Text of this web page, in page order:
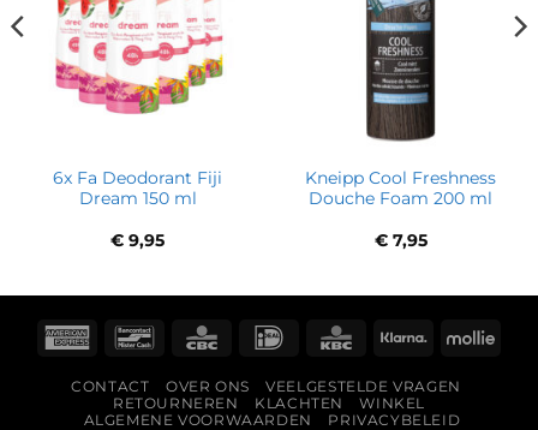
6x Fa Deodorant Fiji
Dream 150 ml
€ 9,95
Kneipp Cool Freshness
Douche Foam 200 ml
€7,95
American BancontactCBC IDeal KBC Klarna
CONTACT OVER ONS
VEELGESTELDE VRAGEN
RETOURNEREN
KLACHTEN
WINKEL
ALGEMENE VOORWAARDEN
PRIVACYBELEID